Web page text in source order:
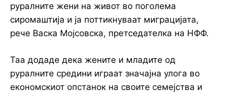
руралните жени на живот во поголема
сиромаштија и ја поттикнуваат миграцијата,
рече Васка Мојсовска, претседателка на НФФ.
Таа додаде дека жените и младите од
руралните средини играат значајна улога во
економскиот опстанок на своите семејства и